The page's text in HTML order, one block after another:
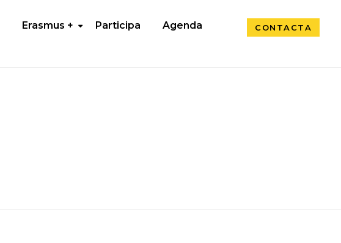
Erasmus + Participa Agenda CONTACTA